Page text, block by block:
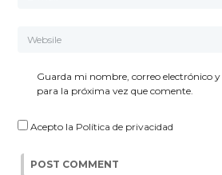
Guarda mi nombre, correo electrónico
para la próxima vez que comente.
Acepto la Política de privacidad